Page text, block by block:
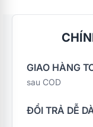
GIAO HÀNG
sau COD
ĐỔI TRẢ DỄ